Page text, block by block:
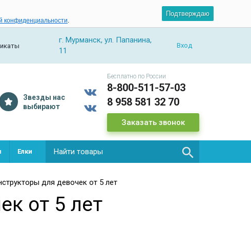
конфиденциальности.
Подтверждаю
г. Мурманск, ул. Папанина,
11
Вход
Звезды нас
выбирают
Бесплатно по России
8-800-511-57-03
8 958 581 32 70
Заказать звонок
Елки 
для девочек от 5 лет
от 5 лет